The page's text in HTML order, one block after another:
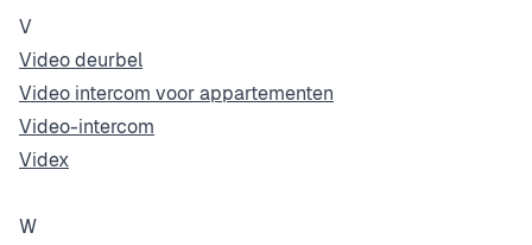
V
Video deurbel
Video intercom voor appartementen
Video-intercom
Videx
W